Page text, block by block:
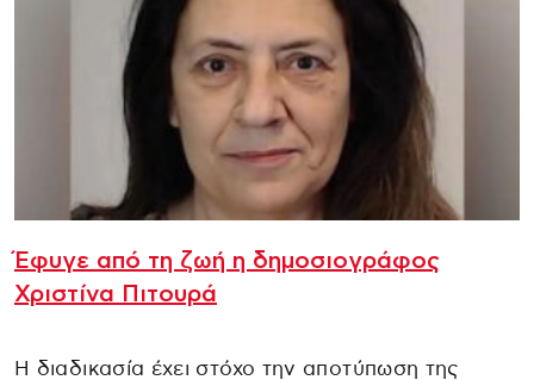
Έφυγε από τη ζωή η δημοσιογράφος
Χριστίνα Πιτουρά
Η διαδικασία έχει στόχο την αποτύπωση της